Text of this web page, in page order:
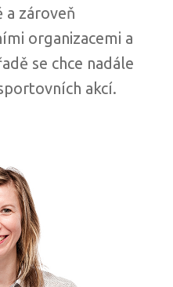
a zároveň
organizacemi a
se chce nadále
akcí.